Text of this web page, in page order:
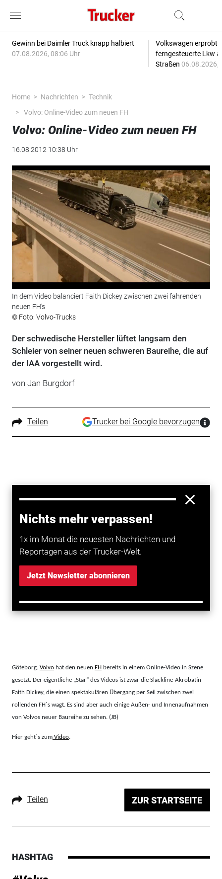
Gewinn bei Daimler Truck knapp halbiert
07.08.2026, 08:06 Uhr
Volkswagen erprobt
ferngesteuerte Lkw
Straßen 06.08.2026,
Home Nachrichten
Technik
Volvo: Online-Video zum neuen FH
Volvo: Online-Video zum neuen FH
16.08.2012 10:38 Uhr
In dem Video balanciert Faith Dickey zwischen zwei fahrenden
neuen FH's
© Foto: Volvo-Trucks
Der schwedische Hersteller lüftet langsam den
Schleier von seiner neuen schweren Baureihe, die auf
der IAA vorgestellt wird.
von Jan Burgdorf
Teilen Trucker bei Google bevorzugen
Nichts mehr verpassen!
1x im Monat die neuesten Nachrichten und
Reportagen aus der Trucker-Welt.
Jetzt Newsletter abonnieren
Göteborg. Volvohat den neuen FH bereits in einem Online-Video in Szene
gesetzt. Der eigentliche „Star“ des Videos ist zwar die Slackline-Akrobatin
Faith Dickey, die einen spektakulären Übergang per Seil zwischen zwei
rollenden FH´s wagt. Es sind aber auch einige Außen- und Innenaufnahmen
von Volvos neuer Baureihe zu sehen. (JB)
Hier geht`s zumVideo.
Teilen ZUR STARTSEITE
HASHTAG